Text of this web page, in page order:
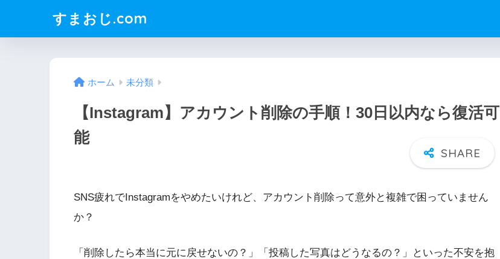
すまおじ.com
ホーム 未分類
【Instagram】アカウント削除の手順！30日以内なら復活可
能
SNS疲れでInstagramをやめたいけれど、アカウント削除って意外と複雑で困っていません
か？
「削除したら本当に元に戻せないの？」「投稿した写真はどうなるの？」といった不安を抱